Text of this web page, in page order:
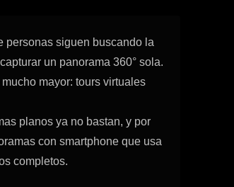
personas siguen buscando la
un panorama 360° sola.
mayor: tours virtuales
planos ya no bastan, y por
con smartphone que usa
completos.